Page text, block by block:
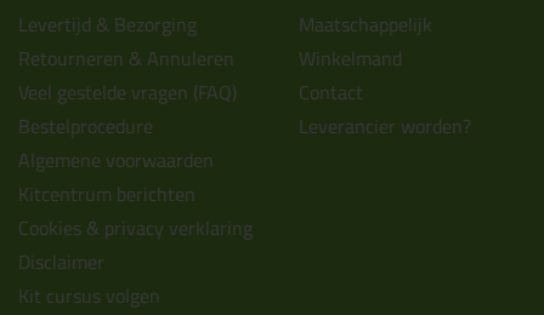
Levertijd & Bezorging
Retourneren & Annuleren
Veel gestelde vragen (FAQ)
Bestelprocedure
Algemene voorwaarden
Kitcentrum berichten
Cookies & privacy verklaring
Disclaimer
Kit cursus volgen
Maatschappelijk
Winkelmand
Contact
Leverancier worden?